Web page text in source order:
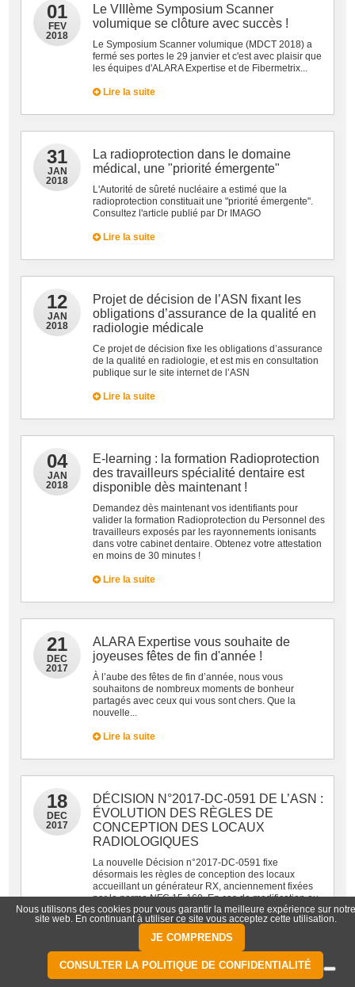
01
FEV
2018
Le VIIIème Symposium Scanner
volumique se clôture avec succès !
Le Symposium Scanner volumique (MDCT 2018) a
fermé ses portes le 29 janvier et c'est avec plaisir que
les équipes d'ALARA Expertise et de Fibermetrix...
Lire la suite
31
JAN
2018
La radioprotection dans le domaine
médical, une "priorité émergente"
L'Autorité de sûreté nucléaire a estimé que la
radioprotection constituait une "priorité émergente".
Consultez l'article publié par Dr IMAGO
Lire la suite
12
JAN
2018
Projet de décision de l’ASN fixant les
obligations d’assurance de la qualité en
radiologie médicale
Ce projet de décision fixe les obligations d’assurance
de la qualité en radiologie, et est mis en consultation
publique sur le site internet de l’ASN
Lire la suite
04
JAN
2018
E-learning : la formation Radioprotection
des travailleurs spécialité dentaire est
disponible dès maintenant !
Demandez dès maintenant vos identifiants pour
valider la formation Radioprotection du Personnel des
travailleurs exposés par les rayonnements ionisants
dans votre cabinet dentaire. Obtenez votre attestation
en moins de 30 minutes !
Lire la suite
21
DEC
2017
ALARA Expertise vous souhaite de
joyeuses fêtes de fin d'année !
À l’aube des fêtes de fin d’année, nous vous
souhaitons de nombreux moments de bonheur
partagés avec ceux qui vous sont chers. Que la
nouvelle...
Lire la suite
18
DEC
2017
DÉCISION N°2017-DC-0591 DE L’ASN :
ÉVOLUTION DES RÈGLES DE
CONCEPTION DES LOCAUX
RADIOLOGIQUES
La nouvelle Décision n°2017-DC-0591 fixe
désormais les règles de conception des locaux
accueillant un générateur RX, anciennement fixées
par la norme NFC 15-160. En cas de modification ou
nouvelle installation, réalisez un calcul de
radioprotection et un rapport technique se référant à
la décision n°2017-DC-0591
Nous utilisons des cookies pour vous garantir la meilleure expérience sur notre
site web. En continuant à utiliser ce site vous acceptez cette utilisation.
JE COMPRENDS
CONSULTER LA POLITIQUE DE CONFIDENTIALITÉ